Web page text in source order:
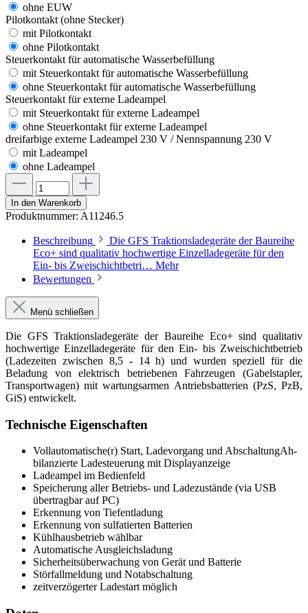
ohne EUW
Pilotkontakt (ohne Stecker)
mit Pilotkontakt
ohne Pilotkontakt
Steuerkontakt für automatische Wasserbefüllung
mit Steuerkontakt für automatische Wasserbefüllung
ohne Steuerkontakt für automatische Wasserbefüllung
Steuerkontakt für externe Ladeampel
mit Steuerkontakt für externe Ladeampel
ohne Steuerkontakt für externe Ladeampel
dreifarbige externe Ladeampel 230 V / Nennspannung 230 V
mit Ladeampel
ohne Ladeampel
In den Warenkorb
Produktnummer: A11246.5
Beschreibung
Die GFS Traktionsladegeräte der Baureihe
Eco+ sind qualitativ hochwertige Einzelladegeräte für den
Ein- bis Zweischichtbetri… Mehr
Bewertungen
Menü schließen
Die GFS Traktionsladegeräte der Baureihe Eco+ sind qualitativ
hochwertige Einzelladegeräte für den Ein- bis Zweischichtbetrieb
(Ladezeiten zwischen 8,5 - 14 h) und wurden speziell für die
Beladung von elektrisch betriebenen Fahrzeugen (Gabelstapler,
Transportwagen) mit wartungsarmen Antriebsbatterien (PzS, PzB,
GiS) entwickelt.
Technische Eigenschaften
Vollautomatische(r) Start, Ladevorgang und AbschaltungAh-
bilanzierte Ladesteuerung mit Displayanzeige
Ladeampel im Bedienfeld
Speicherung aller Betriebs- und Ladezustände (via USB
übertragbar auf PC)
Erkennung von Tiefentladung
Erkennung von sulfatierten Batterien
Kühlhausbetrieb wählbar
Automatische Ausgleichsladung
Sicherheitsüberwachung von Gerät und Batterie
Störfallmeldung und Notabschaltung
zeitverzögerter Ladestart möglich